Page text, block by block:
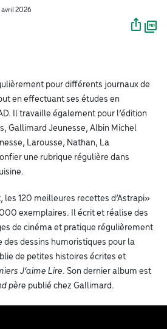
avril 2026
pour différents journaux de
en effectuant ses études en
Il travaille également pour l’édition
Gallimard Jeunesse, Albin Michel
Larousse, Nathan, La
une rubrique régulière dans
120 meilleures recettes d’Astrapi»
exemplaires. Il écrit et réalise des
de cinéma et pratique régulièrement
dessins humoristiques pour la
de petites histoires écrites et
J’aime Lire. Son dernier album est
père publié chez Gallimard.